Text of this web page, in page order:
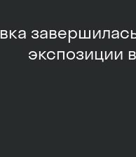
экспозиции